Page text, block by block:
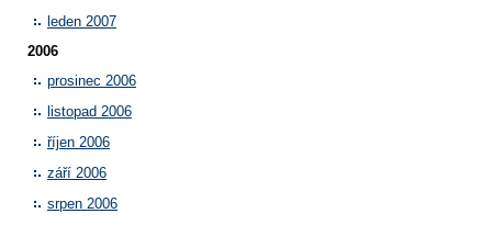
leden 2007
2006
prosinec 2006
listopad 2006
říjen 2006
září 2006
srpen 2006